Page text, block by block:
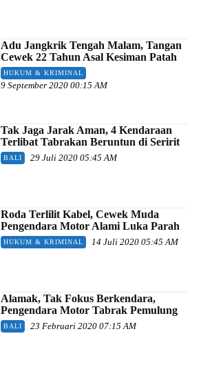
Adu Jangkrik Tengah Malam, Tangan
Cewek 22 Tahun Asal Kesiman Patah
HUKUM & KRIMINAL
9 September 2020 00:15 AM
Tak Jaga Jarak Aman, 4 Kendaraan
Terlibat Tabrakan Beruntun di Seririt
BALI 29 Juli 2020 05:45 AM
Roda Terlilit Kabel, Cewek Muda
Pengendara Motor Alami Luka Parah
HUKUM & KRIMINAL 14 Juli 2020 05:45 AM
Alamak, Tak Fokus Berkendara,
Pengendara Motor Tabrak Pemulung
BALI 23 Februari 2020 07:15 AM